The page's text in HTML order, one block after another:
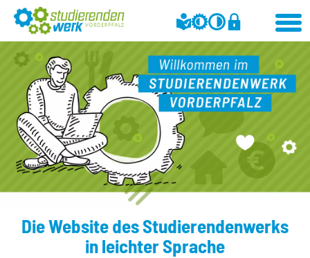
Die Website des Studierendenwerks
in leichter Sprache